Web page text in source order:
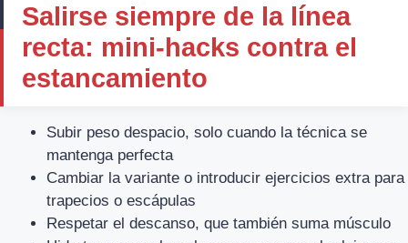
Salirse siempre de la línea
recta: mini-hacks contra el
estancamiento
Subir peso despacio, solo cuando la técnica se
mantenga perfecta
Cambiar la variante o introducir ejercicios extra para
trapecios o escápulas
Respetar el descanso, que también suma músculo